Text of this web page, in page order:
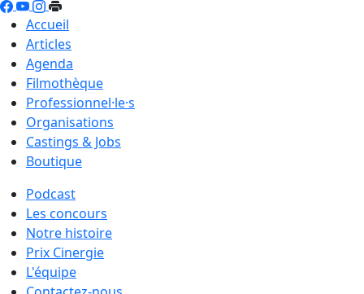
Accueil
Articles
Agenda
Filmothèque
Professionnel·le·s
Organisations
Castings & Jobs
Boutique
Podcast
Les concours
Notre histoire
Prix Cinergie
L'équipe